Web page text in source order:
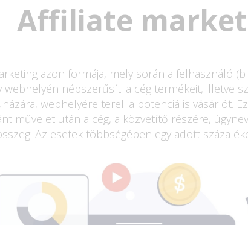
Affiliate
azon formája, mely során a felhasználó
webhelyén népszerűsíti a cég termékeit, illetve
webhelyére tereli a potenciális vásárlót.
művelet után a cég, a közvetítő részére,
Az esetek többségében egy adott